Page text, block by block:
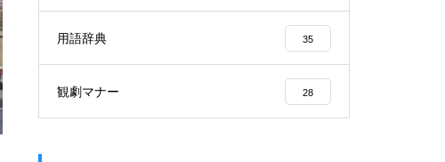
用語辞典 35
観劇マナー 28